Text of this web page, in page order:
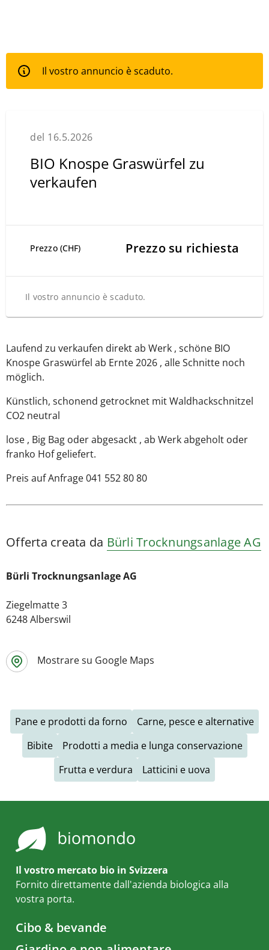
Il vostro annuncio è scaduto.
del 16.5.2026
BIO Knospe Graswürfel zu
verkaufen
Prezzo (CHF) Prezzo su richiesta
Il vostro annuncio è scaduto.
Laufend zu verkaufen direkt ab Werk , schöne BIO
Knospe Graswürfel ab Ernte 2026 , alle Schnitte noch
möglich.
Künstlich, schonend getrocknet mit Waldhackschnitzel
CO2 neutral
lose , Big Bag oder abgesackt , ab Werk abgeholt oder
franko Hof geliefert.
Preis auf Anfrage 041 552 80 80
Offerta creata da Bürli Trocknungsanlage AG
Bürli Trocknungsanlage AG
Ziegelmatte 3
6248 Alberswil
Mostrare su Google Maps
Pane e prodotti da forno
Carne, pesce e alternative
Bibite
Prodotti a media e lunga conservazione
Frutta e verdura
Latticini e uova
Il vostro mercato bio in Svizzera
Fornito direttamente dall'azienda biologica alla
vostra porta.
Cibo & bevande